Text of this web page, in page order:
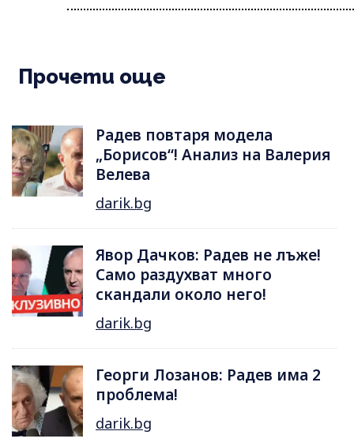
Прочети още
Радев повтаря модела
„Борисов“! Анализ на Валерия
Велева
darik.bg
Явор Дачков: Радев не лъже!
Само раздухват много
скандали около него!
darik.bg
Георги Лозанов: Радев има 2
проблема!
darik.bg